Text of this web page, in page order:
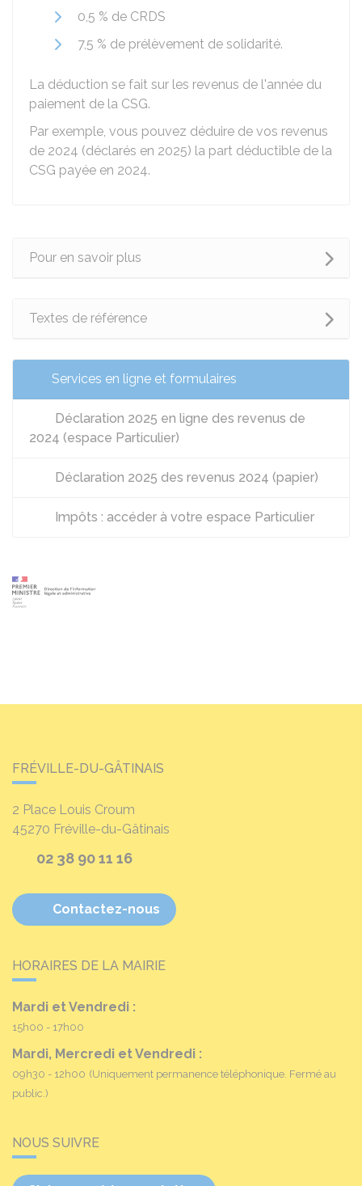
0,5 % de CRDS
7,5 % de prélèvement de solidarité.
La déduction se fait sur les revenus de l'année du
paiement de la CSG.
Par exemple, vous pouvez déduire de vos revenus
de 2024 (déclarés en 2025) la part déductible de la
CSG payée en 2024.
Pour en savoir plus
Textes de référence
Services en ligne et formulaires
Déclaration 2025 en ligne des revenus de
2024 (espace Particulier)
Déclaration 2025 des revenus 2024 (papier)
Impôts : accéder à votre espace Particulier
FRÉVILLE-DU-GÂTINAIS
2 Place Louis Croum
45270 Fréville-du-Gâtinais
02 38 90 11 16
Contactez-nous
HORAIRES DE LA MAIRIE
Mardi et Vendredi :
15h00 - 17h00
Mardi, Mercredi et Vendredi :
09h30 - 12h00 (Uniquement permanence téléphonique. Fermé au
public.)
NOUS SUIVRE